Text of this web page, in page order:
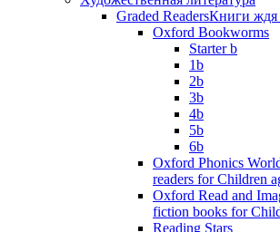
Graded ReadersКниги ждя
Oxford Bookworms
Starter b
1b
2b
3b
4b
5b
6b
Oxford Phonics
readers for Children
Oxford Read and
fiction books for
Reading Stars